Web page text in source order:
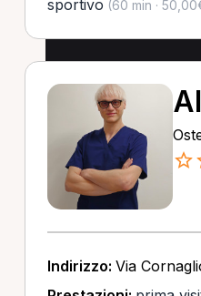
sportivo (60 min ·
Indirizzo: Via